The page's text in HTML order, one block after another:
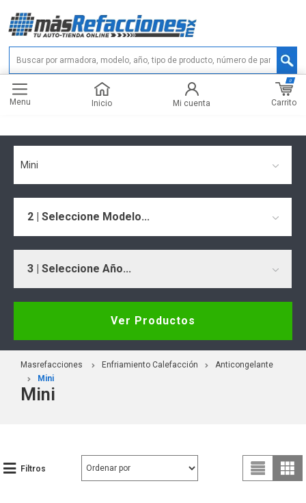
Menu Inicio Mi cuenta Carrito
0
Mini
2 | Seleccione Modelo...
3 | Seleccione Año...
Ver Productos
Masrefacciones Enfriamiento Calefacción
Anticongelante
Mini
Mini
Filtros